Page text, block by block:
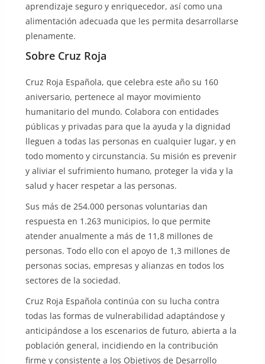
aprendizaje seguro y enriquecedor, así como una
alimentación adecuada que les permita desarrollarse
plenamente.
Sobre Cruz Roja
Cruz Roja Española, que celebra este año su 160
aniversario, pertenece al mayor movimiento
humanitario del mundo. Colabora con entidades
públicas y privadas para que la ayuda y la dignidad
lleguen a todas las personas en cualquier lugar, y en
todo momento y circunstancia. Su misión es prevenir
y aliviar el sufrimiento humano, proteger la vida y la
salud y hacer respetar a las personas.
Sus más de 254.000 personas voluntarias dan
respuesta en 1.263 municipios, lo que permite
atender anualmente a más de 11,8 millones de
personas. Todo ello con el apoyo de 1,3 millones de
personas socias, empresas y alianzas en todos los
sectores de la sociedad.
Cruz Roja Española continúa con su lucha contra
todas las formas de vulnerabilidad adaptándose y
anticipándose a los escenarios de futuro, abierta a la
población general, incidiendo en la contribución
firme y consistente a los Objetivos de Desarrollo